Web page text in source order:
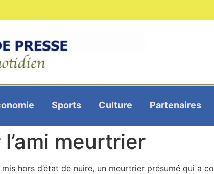
Sports Culture Partenaires
meurtrier
hors d’état de nuire, un meurtrier présumé qui a